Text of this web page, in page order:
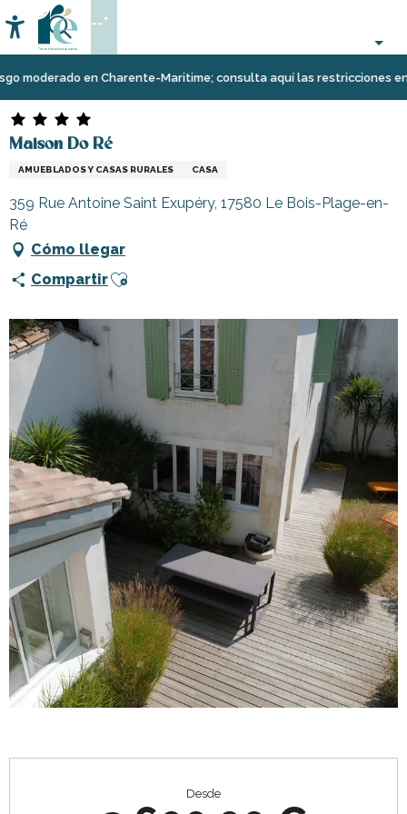
au
contenu
principal
moderado en Charente-Maritime; consulta aquí las restricciones en
Accessibilité
Buscar
--°
Página Web EstanciaAlojamiento
AlquileresMaison Do Ré
Maison Do Ré
AMUEBLADOS Y CASAS RURALES CASA
359 Rue Antoine Saint Exupéry, 17580 Le Bois-Plage-en-
Ré
Cómo llegar
CompartirAjouter aux favoris
Desde